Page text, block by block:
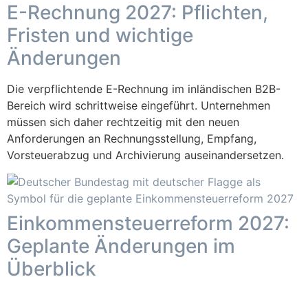
E-Rechnung 2027: Pflichten,
Fristen und wichtige
Änderungen
Die verpflichtende E-Rechnung im inländischen B2B-
Bereich wird schrittweise eingeführt. Unternehmen
müssen sich daher rechtzeitig mit den neuen
Anforderungen an Rechnungsstellung, Empfang,
Vorsteuerabzug und Archivierung auseinandersetzen.
Einkommensteuerreform 2027:
Geplante Änderungen im
Überblick